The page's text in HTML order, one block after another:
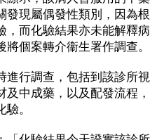
發現屬偶發性類別，因為
，而化驗結果亦未能解釋
將個案轉介衞生署作調查
行調查，包括到該診所視
及中成藥，以及配發流程
。